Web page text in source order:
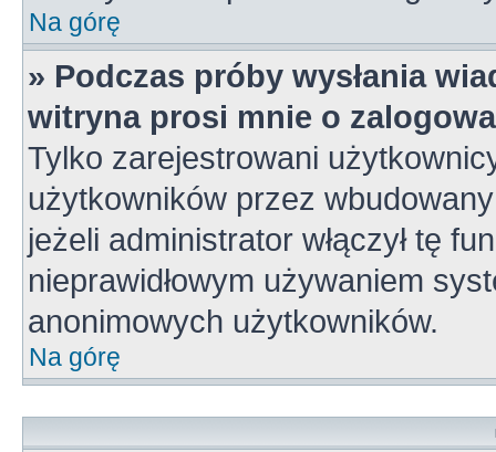
Na górę
» Podczas próby wysłania
witryna prosi mnie o
Tylko zarejestrowani
użytkowników przez
jeżeli administrator włączył tę
nieprawidłowym używaniem
anonimowych użytkowników.
Na górę